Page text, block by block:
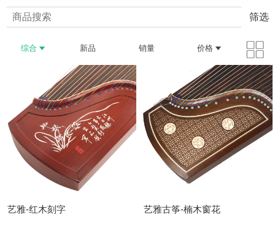
筛选
综合 新品 销量 价格
艺雅-红木刻字 艺雅古筝-楠木窗花